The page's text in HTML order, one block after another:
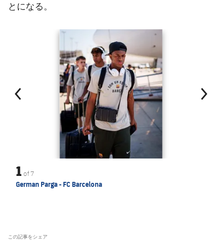
とになる。
label.aria.chevronleft
1 of7
German Parga - FC Barcelona
この記事をシェア